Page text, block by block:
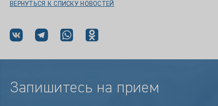
ВЕРНУТЬСЯ К СПИСКУ НОВОСТЕЙ
Запишитесь на прием